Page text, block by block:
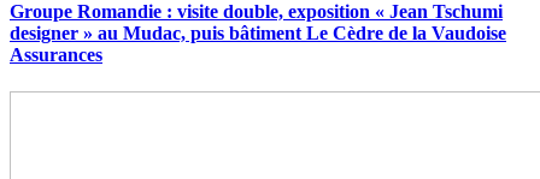
Groupe Romandie : visite double, exposition « Jean Tschumi
designer » au Mudac, puis bâtiment Le Cèdre de la Vaudoise
Assurances